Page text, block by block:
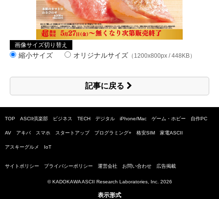
画像サイズ切り替え
縮小サイズ オリジナルサイズ （1200x800px / 448KB）
記事に戻る
TOP ASCII倶楽部 ビジネス TECH デジタル iPhone/Mac ゲーム・ホビー 自作PC
AV アキバ スマホ スタートアップ プログラミング+ 格安SIM 家電ASCII
アスキーグルメ IoT
サイトポリシー プライバシーポリシー 運営会社 お問い合わせ 広告掲載
© KADOKAWA ASCII Research Laboratories, Inc. 2026
表示形式